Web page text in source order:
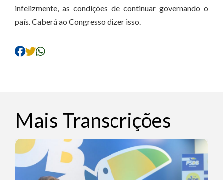
infelizmente, as condições de continuar governando o
país. Caberá ao Congresso dizer isso.
Mais Transcrições